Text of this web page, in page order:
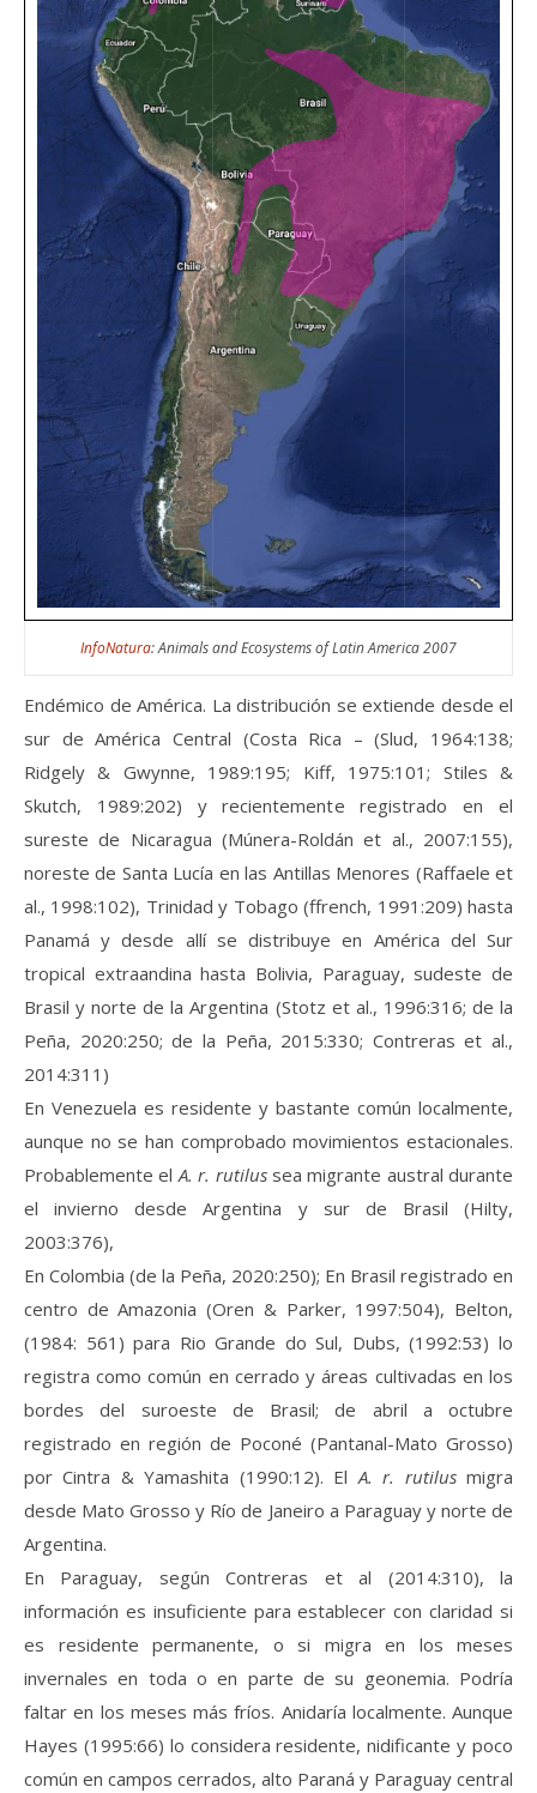
InfoNatura: Animals and Ecosystems of Latin America 2007
Endémico de América. La distribución se extiende desde el
sur de América Central (Costa Rica – (Slud, 1964:138;
Ridgely & Gwynne, 1989:195; Kiff, 1975:101; Stiles &
Skutch, 1989:202) y recientemente registrado en el
sureste de Nicaragua (Múnera-Roldán et al., 2007:155),
noreste de Santa Lucía en las Antillas Menores (Raffaele et
al., 1998:102), Trinidad y Tobago (ffrench, 1991:209) hasta
Panamá y desde allí se distribuye en América del Sur
tropical extraandina hasta Bolivia, Paraguay, sudeste de
Brasil y norte de la Argentina (Stotz et al., 1996:316; de la
Peña, 2020:250; de la Peña, 2015:330; Contreras et al.,
2014:311)
En Venezuela es residente y bastante común localmente,
aunque no se han comprobado movimientos estacionales.
Probablemente el A. r. rutilussea migrante austral durante
el invierno desde Argentina y sur de Brasil (Hilty,
2003:376),
En Colombia (de la Peña, 2020:250); En Brasil registrado en
centro de Amazonia (Oren & Parker, 1997:504), Belton,
(1984: 561) para Rio Grande do Sul, Dubs, (1992:53) lo
registra como común en cerrado y áreas cultivadas en los
bordes del suroeste de Brasil; de abril a octubre
registrado en región de Poconé (Pantanal-Mato Grosso)
por Cintra & Yamashita (1990:12). El A. r. rutilusmigra
desde Mato Grosso y Río de Janeiro a Paraguay y norte de
Argentina.
En Paraguay, según Contreras et al (2014:310), la
información es insuficiente para establecer con claridad si
es residente permanente, o si migra en los meses
invernales en toda o en parte de su geonemia. Podría
faltar en los meses más fríos. Anidaría localmente. Aunque
Hayes (1995:66) lo considera residente, nidificante y poco
común en campos cerrados, alto Paraná y Paraguay central